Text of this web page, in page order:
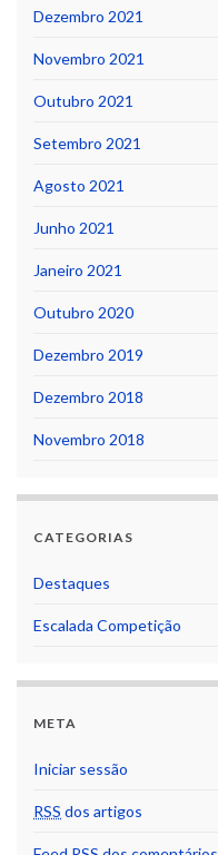
Dezembro 2021
Novembro 2021
Outubro 2021
Setembro 2021
Agosto 2021
Junho 2021
Janeiro 2021
Outubro 2020
Dezembro 2019
Dezembro 2018
Novembro 2018
CATEGORIAS
Destaques
Escalada Competição
META
Iniciar sessão
RSS dos artigos